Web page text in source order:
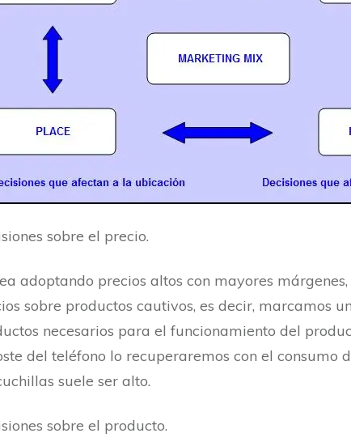
sobre el precio.
adoptando precios altos con mayores
sobre productos cautivos, es decir, marcamos
necesarios para el funcionamiento del
del teléfono lo recuperaremos con el
suele ser alto.
sobre el producto.